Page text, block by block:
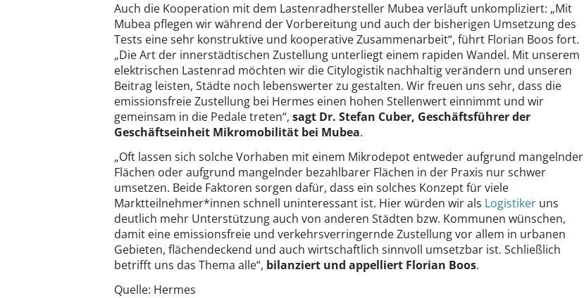
Auch die Kooperation mit dem Lastenradhersteller Mubea verläuft unkompliziert: „Mit
Mubea pflegen wir während der Vorbereitung und auch der bisherigen Umsetzung des
Tests eine sehr konstruktive und kooperative Zusammenarbeit“, führt Florian Boos fort.
„Die Art der innerstädtischen Zustellung unterliegt einem rapiden Wandel. Mit unserem
elektrischen Lastenrad möchten wir die Citylogistik nachhaltig verändern und unseren
Beitrag leisten, Städte noch lebenswerter zu gestalten. Wir freuen uns sehr, dass die
emissionsfreie Zustellung bei Hermes einen hohen Stellenwert einnimmt und wir
gemeinsam in die Pedale treten“, sagt Dr. Stefan Cuber, Geschäftsführer der
Geschäftseinheit Mikromobilität bei Mubea.
„Oft lassen sich solche Vorhaben mit einem Mikrodepot entweder aufgrund mangelnder
Flächen oder aufgrund mangelnder bezahlbarer Flächen in der Praxis nur schwer
umsetzen. Beide Faktoren sorgen dafür, dass ein solches Konzept für viele
Marktteilnehmer*innen schnell uninteressant ist. Hier würden wir als Logistiker uns
deutlich mehr Unterstützung auch von anderen Städten bzw. Kommunen wünschen,
damit eine emissionsfreie und verkehrsverringernde Zustellung vor allem in urbanen
Gebieten, flächendeckend und auch wirtschaftlich sinnvoll umsetzbar ist. Schließlich
betrifft uns das Thema alle“, bilanziert und appelliert Florian Boos.
Quelle: Hermes